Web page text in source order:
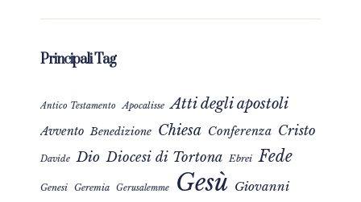
Principali Tag
Antico Testamento Apocalisse Atti degli apostoli
Avvento Benedizione Chiesa Conferenza Cristo
Davide Dio Diocesi di Tortona Ebrei Fede
Genesi Geremia Gerusalemme Gesù Giovanni